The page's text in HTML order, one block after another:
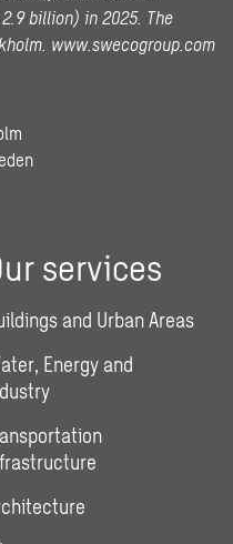
billion) in 2025. The
www.swecogroup.com
services
and Urban Areas
Energy and